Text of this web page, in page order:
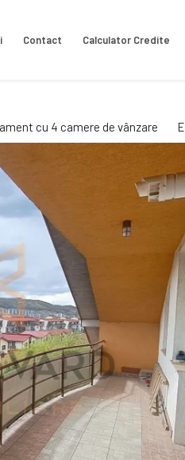
Contact Calculator Credite
cu 4 camere de vânzare